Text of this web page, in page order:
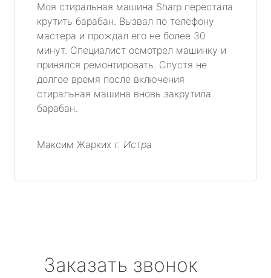
Моя стиральная машина Sharp перестала
крутить барабан. Вызвал по телефону
мастера и прождал его не более 30
минут. Специалист осмотрел машинку и
принялся ремонтировать. Спустя не
долгое время после включения
стиральная машина вновь закрутила
барабан.
Максим Жарких г. Истра
Заказать звонок